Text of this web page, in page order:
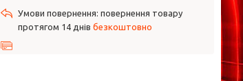
повернення товару
протягом 14 днів безкоштовно